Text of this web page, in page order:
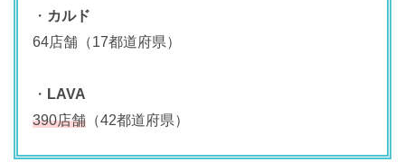
・ カルド
64店舗（17都道府県）
・ LAVA
390店舗 （42都道府県）